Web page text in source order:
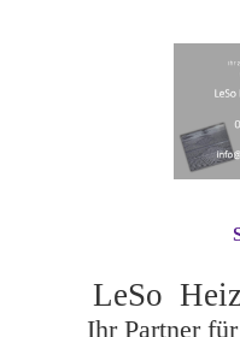
LeSo
Ihr Partner